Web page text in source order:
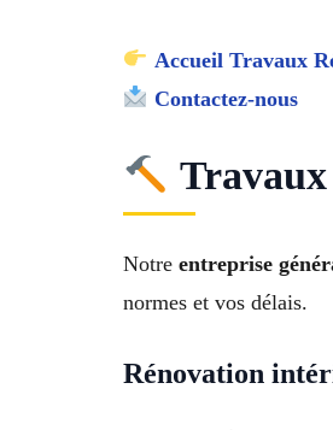
Accueil Travaux
Contactez-nous
Travaux
Notre entreprise
normes et vos délais.
Rénovation